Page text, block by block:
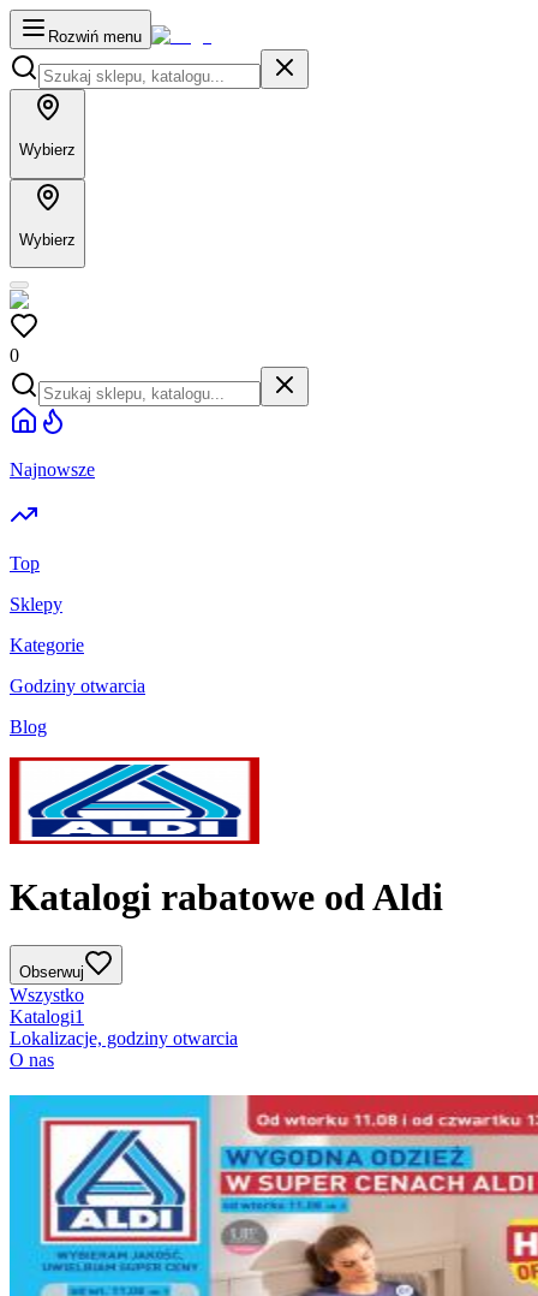
Rozwiń menu
Wybierz
Wybierz
0
Najnowsze
Top
Sklepy
Kategorie
Godziny otwarcia
Blog
Katalogi rabatowe od Aldi
Obserwuj
Wszystko
Katalogi1
Lokalizacje, godziny otwarcia
O nas